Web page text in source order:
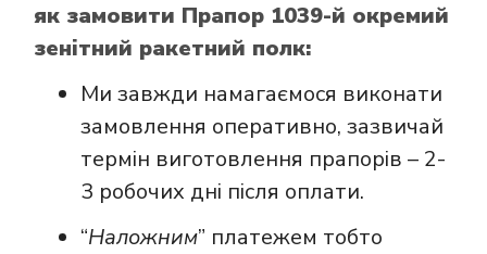
як замовити Прапор 1039-й окремий
зенітний ракетний полк:
Ми завжди намагаємося виконати
замовлення оперативно, зазвичай
термін виготовлення прапорів – 2-
3 робочих дні після оплати.
“Наложним” платежем тобто